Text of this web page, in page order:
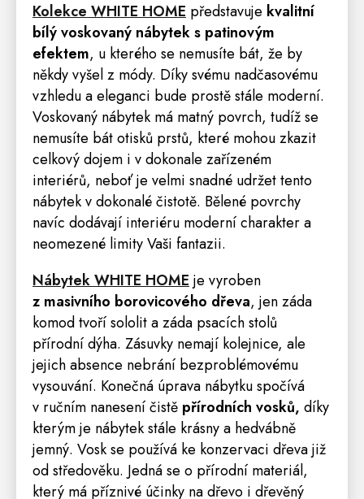
Kolekce WHITE HOME představuje kvalitní
bílý voskovaný nábytek s patinovým
efektem, u kterého se nemusíte bát, že by
někdy vyšel z módy. Díky svému nadčasovému
vzhledu a eleganci bude prostě stále moderní.
Voskovaný nábytek má matný povrch, tudíž se
nemusíte bát otisků prstů, které mohou zkazit
celkový dojem i v dokonale zařízeném
interiérů, neboť je velmi snadné udržet tento
nábytek v dokonalé čistotě. Bělené povrchy
navíc dodávají interiéru moderní charakter a
neomezené limity Vaši fantazii.
Nábytek WHITE HOME je vyroben
z masivního borovicového dřeva, jen záda
komod tvoří sololit a záda psacích stolů
přírodní dýha. Zásuvky nemají kolejnice, ale
jejich absence nebrání bezproblémovému
vysouvání. Konečná úprava nábytku spočívá
v ručním nanesení čistě přírodních vosků, díky
kterým je nábytek stále krásny a hedvábně
jemný. Vosk se používá ke konzervaci dřeva již
od středověku. Jedná se o přírodní materiál,
který má příznivé účinky na dřevo i dřevěný